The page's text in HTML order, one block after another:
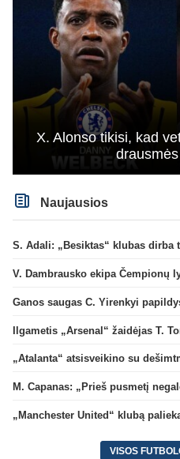
X. Alonso tikisi, kad
Naujausios
Ganos saugas C. Yirenkyi
„Manchester United“ klubą
VISOS